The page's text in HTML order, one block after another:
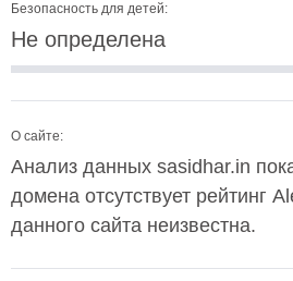
Безопасность для детей:
Не определена
О сайте:
Анализ данных sasidhar.in
домена отсутствует рейтинг
данного сайта неизвестна.